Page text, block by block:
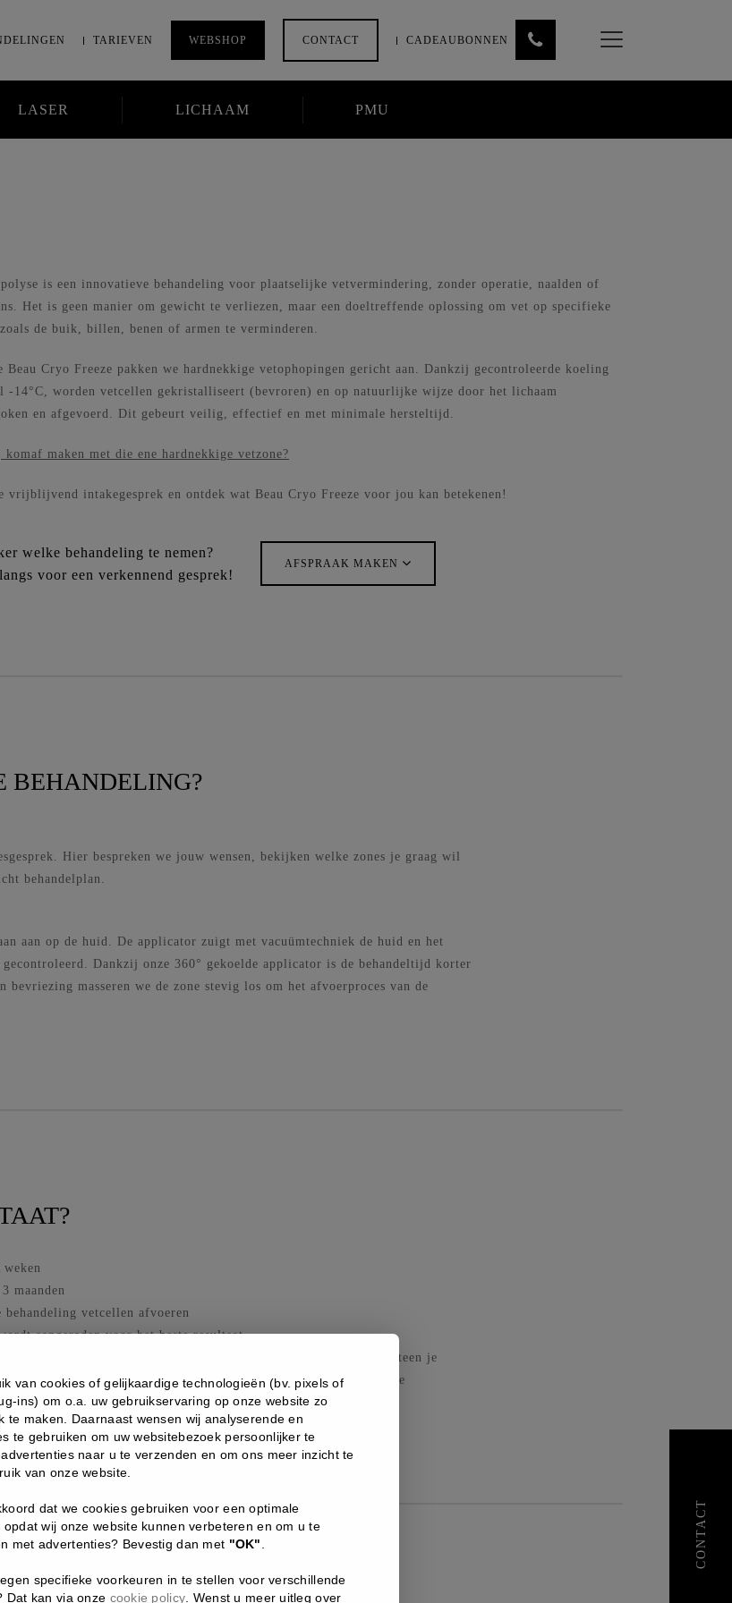
CONTACT
TARIEVEN WEBSHOP CONTACT CADEAUBONNEN
massage
Draadlift
Vampire facelift
LASER LICHAAM PMU
is een innovatieve behandeling voor plaatselijke vetvermindering, zonder operatie, naalden of
Het is geen manier om gewicht te verliezen, maar een doeltreffende oplossing om vet op specifieke
de buik, billen, benen of armen te verminderen.
Beau Cryo Freeze pakken we hardnekkige vetophopingen gericht aan. Dankzij gecontroleerde koeling
-14°C, worden vetcellen gekristalliseert (bevroren) en op natuurlijke wijze door het lichaam
en afgevoerd. Dit gebeurt veilig, effectief en met minimale hersteltijd.
maken met die ene hardnekkige vetzone?
vrijblijvend intakegesprek en ontdek wat Beau Cryo Freeze voor jou kan betekenen!
welke behandeling te nemen?
voor een verkennend gesprek!
AFSPRAAK MAKEN
BEHANDELING?
Hier bespreken we jouw wensen, bekijken welke zones je graag wil
behandelplan.
aan op de huid. De applicator zuigt met vacuümtechniek de huid en het
Dankzij onze 360° gekoelde applicator is de behandeltijd korter
bevriezing masseren we de zone stevig los om het afvoerproces van de
maanden
vetcellen afvoeren
aangeraden voor het beste resultaat
zijn, maar dit verdwijnt meestal binnen enkele uren. Je kan meteen je
voldoende water om het natuurlijke afvoerproces van vetcellen te
van cookies of gelijkaardige technologieën (bv. pixels of
ins) om o.a. uw gebruikservaring op onze website zo
te maken. Daarnaast wensen wij analyserende en
te gebruiken om uw websitebezoek persoonlijker te
naar u te verzenden en om ons meer inzicht te
van onze website.
dat we cookies gebruiken voor een optimale
opdat wij onze website kunnen verbeteren en om u te
met advertenties? Bevestig dan met "OK"
specifieke voorkeuren in te stellen voor verschillende
Dat kan via onze cookie policy . Wenst u meer uitleg over